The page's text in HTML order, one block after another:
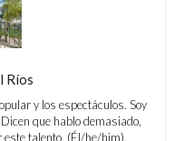
Ríos
y los espectáculos. Soy
que hablo demasiado,
este talento. (Él/he/him).